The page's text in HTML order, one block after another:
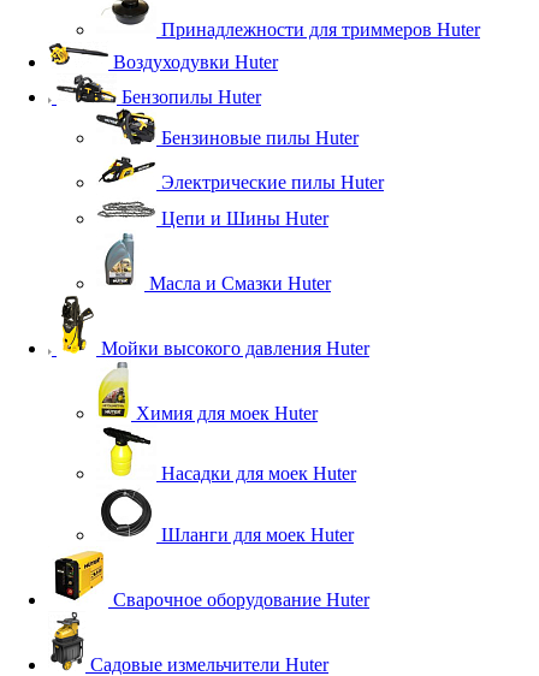
Принадлежности для триммеров Huter
Воздуходувки Huter
Бензопилы Huter
Бензиновые пилы Huter
Электрические пилы Huter
Цепи и Шины Huter
Масла и Смазки Huter
Мойки высокого давления Huter
Химия для моек Huter
Насадки для моек Huter
Шланги для моек Huter
Сварочное оборудование Huter
Садовые измельчители Huter